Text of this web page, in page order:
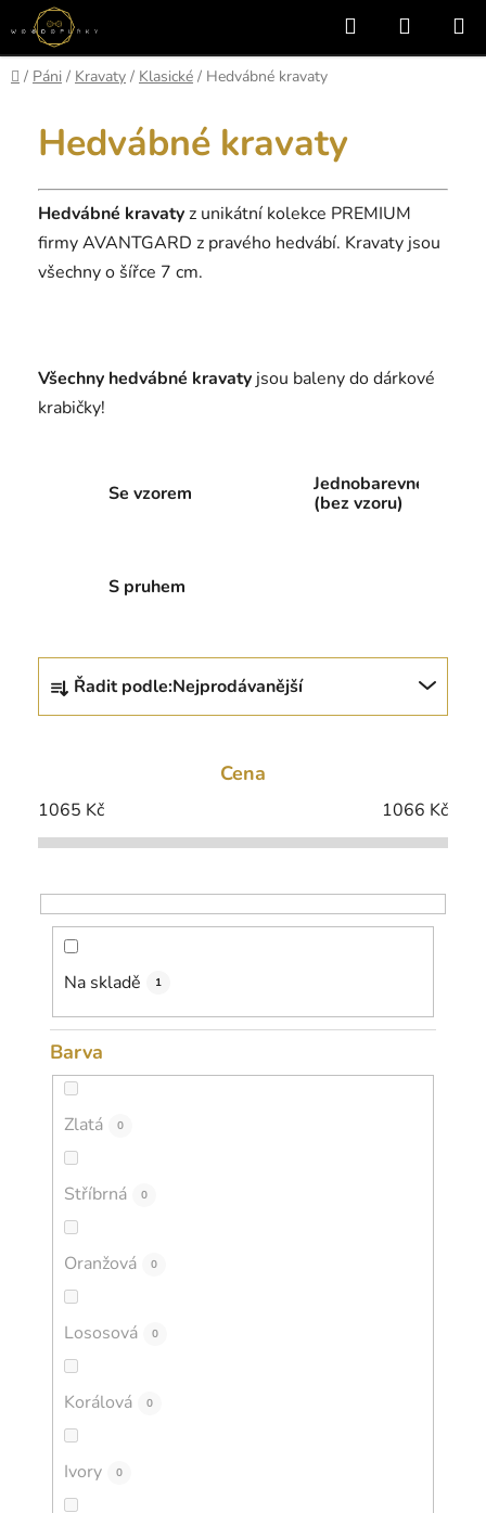
Přejít
na
obsah
Hledat
KOŠÍK
Domů
/ Páni / Kravaty / Klasické / Hedvábné kravaty
Hedvábné kravaty
Hedvábné kravatyz unikátní kolekce PREMIUM
firmy AVANTGARD z pravého hedvábí. Kravaty jsou
všechny o šířce 7 cm.
Všechny hedvábné kravaty jsou baleny do dárkové
krabičky!
Se vzorem
Jednobarevné
(bez vzoru)
S pruhem
Ř
z
í
p
o
d
ů
Řadit podle:Nejprodávanější
Cena
1065 Kč 1066 Kč
Na skladě 1
Barva
Zlatá 0
Stříbrná 0
Oranžová 0
Lososová 0
Korálová 0
Ivory 0